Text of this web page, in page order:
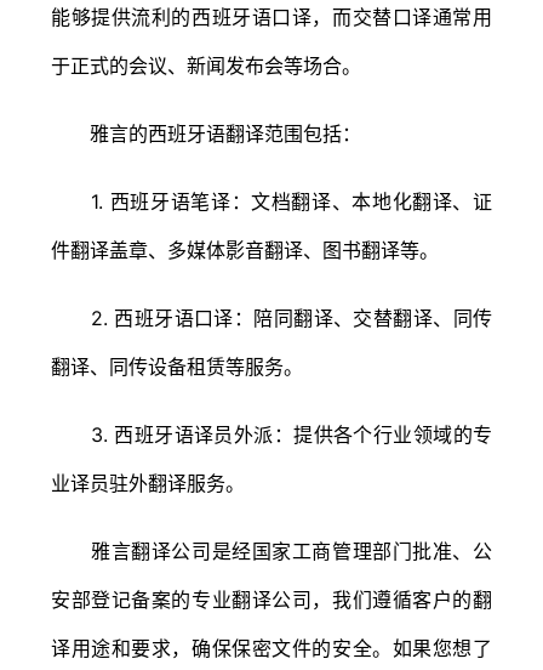
能够提供流利的西班牙语口译，而交替口译通常用
于正式的会议、新闻发布会等场合。
雅言的西班牙语翻译范围包括：
1. 西班牙语笔译：文档翻译、本地化翻译、证
件翻译盖章、多媒体影音翻译、图书翻译等。
2. 西班牙语口译：陪同翻译、交替翻译、同传
翻译、同传设备租赁等服务。
3. 西班牙语译员外派：提供各个行业领域的专
业译员驻外翻译服务。
雅言翻译公司是经国家工商管理部门批准、公
安部登记备案的专业翻译公司，我们遵循客户的翻
译用途和要求，确保保密文件的安全。如果您想了